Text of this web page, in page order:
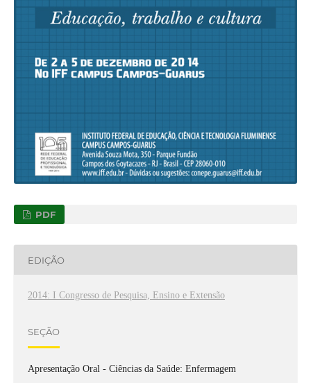
PDF
EDIÇÃO
2014: I Congresso de Pesquisa, Ensino e Extensão
SEÇÃO
Apresentação Oral - Ciências da Saúde: Enfermagem